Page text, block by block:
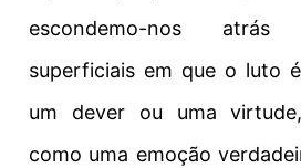
escondemo-nos atrás
superficiais em que o luto
um dever ou uma
como uma emoção